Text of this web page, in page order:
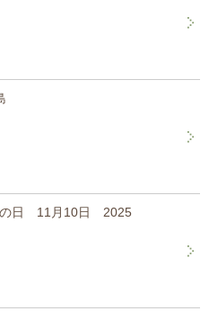
日 11月10日 2025